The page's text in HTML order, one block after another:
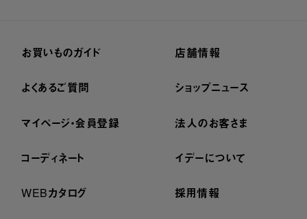
お買いものガイド
よくあるご質問
マイページ・会員登録
コーディネート
WEBカタログ
店舗情報
ショップニュース
法人のお客さま
イデーについて
採用情報